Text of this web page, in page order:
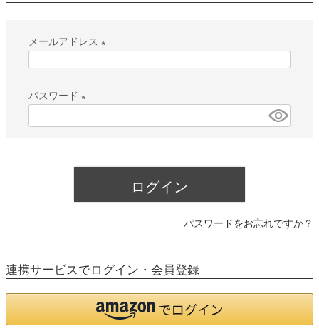
メールアドレス
(
須
パスワード
ログイン
パスワードをお忘れですか？
連携サービスでログイン・会員登録